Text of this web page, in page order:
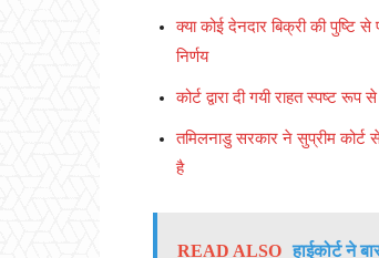
क्या कोई देनदार बिक्री की पुष्टि से
निर्णय
कोर्ट द्वारा दी गयी राहत स्पष्ट
तमिलनाडु सरकार ने सुप्रीम कोर्ट
है
READ ALSO हाईकोर्ट ने